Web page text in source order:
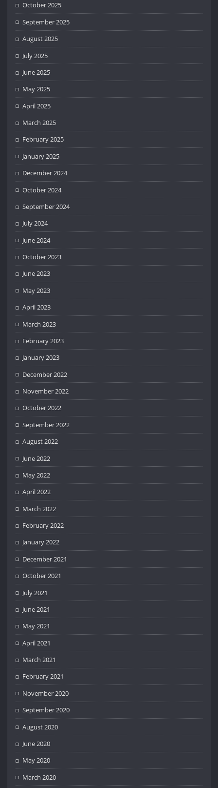
October 2025
September 2025
August 2025
July 2025
June 2025
May 2025
April 2025
March 2025
February 2025
January 2025
December 2024
October 2024
September 2024
July 2024
June 2024
October 2023
June 2023
May 2023
April 2023
March 2023
February 2023
January 2023
December 2022
November 2022
October 2022
September 2022
August 2022
June 2022
May 2022
April 2022
March 2022
February 2022
January 2022
December 2021
October 2021
July 2021
June 2021
May 2021
April 2021
March 2021
February 2021
November 2020
September 2020
August 2020
June 2020
May 2020
March 2020